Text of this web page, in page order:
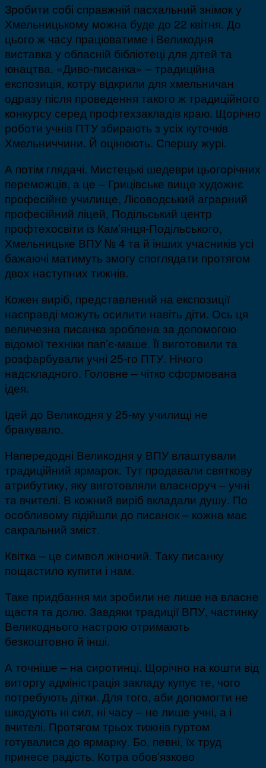
Зробити собі справжній пасхальний знімок у
Хмельницькому можна буде до 22 квітня. До
цього ж часу працюватиме і Великодня
виставка у обласній бібліотеці для дітей та
юнацтва. «Диво-писанка» – традиційна
експозиція, котру відкрили для хмельничан
одразу після проведення такого ж традиційного
конкурсу серед профтехзакладів краю. Щорічно
роботи учнів ПТУ збирають з усіх куточків
Хмельниччини. Й оцінюють. Спершу журі.
А потім глядачі. Мистецькі шедеври цьогорічних
переможців, а це – Грицівське вище художнє
професійне училище, Лісоводський аграрний
професійний ліцей, Подільський центр
профтехосвіти із Кам’янця-Подільського,
Хмельницьке ВПУ № 4 та й інших учасників усі
бажаючі матимуть змогу споглядати протягом
двох наступних тижнів.
Кожен виріб, представлений на експозиції
насправді можуть осилити навіть діти. Ось ця
величезна писанка зроблена за допомогою
відомої техніки пап’є-маше. Її виготовили та
розфарбували учні 25-го ПТУ. Нічого
надскладного. Головне – чітко сформована
ідея.
Ідей до Великодня у 25-му училищі не
бракувало.
Напередодні Великодня у ВПУ влаштували
традиційний ярмарок. Тут продавали святкову
атрибутику, яку виготовляли власноруч – учні
та вчителі. В кожний виріб вкладали душу. По
особливому підійшли до писанок – кожна має
сакральний зміст.
Квітка – це символ жіночий. Таку писанку
пощастило купити і нам.
Таке придбання ми зробили не лише на власне
щастя та долю. Завдяки традиції ВПУ, частинку
Великоднього настрою отримають
безкоштовно й інші.
А точніше – на сиротинці. Щорічно на кошти від
виторгу адміністрація закладу купує те, чого
потребують дітки. Для того, аби допомогти не
шкодують ні сил, ні часу – не лише учні, а і
вчителі. Протягом трьох тижнів гуртом
готувалися до ярмарку. Бо, певні, їх труд
принесе радість. Котра обов’язково